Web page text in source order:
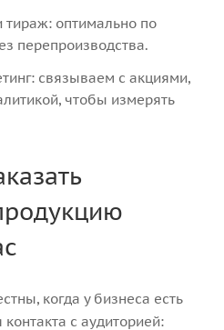
оптимально по
перепроизводства.
связываем с акциями,
чтобы измерять
когда у бизнеса есть
с аудиторией: